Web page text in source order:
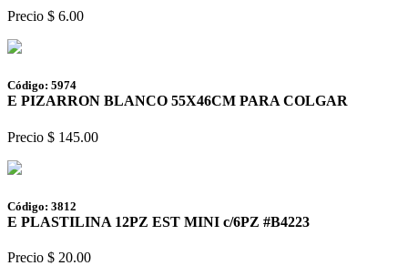
Precio $ 6.00
Código: 5974
E PIZARRON BLANCO 55X46CM PARA COLGAR
Precio $ 145.00
Código: 3812
E PLASTILINA 12PZ EST MINI c/6PZ #B4223
Precio $ 20.00